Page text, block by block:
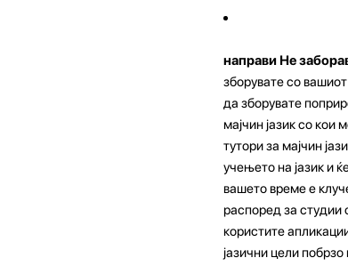
направи Не
зборувате со
да зборувате
мајчин јазик со кои
тутори за мајчин
учењето на јазик и
вашето време е
распоред за студии
користите
јазични цели